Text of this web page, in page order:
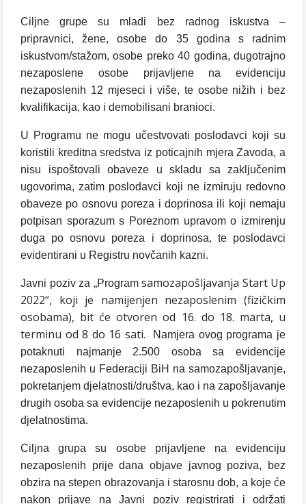
Ciljne grupe su mladi bez radnog iskustva –
pripravnici, žene, osobe do 35 godina s radnim
iskustvom/stažom, osobe preko 40 godina, dugotrajno
nezaposlene osobe prijavljene na evidenciju
nezaposlenih 12 mjeseci i više, te osobe nižih i bez
kvalifikacija, kao i demobilisani branioci.
U Programu ne mogu učestvovati poslodavci koji su
koristili kreditna sredstva iz poticajnih mjera Zavoda, a
nisu ispoštovali obaveze u skladu sa zaključenim
ugovorima, zatim poslodavci koji ne izmiruju redovno
obaveze po osnovu poreza i doprinosa ili koji nemaju
potpisan sporazum s Poreznom upravom o izmirenju
duga po osnovu poreza i doprinosa, te poslodavci
evidentirani u Registru novčanih kazni.
Javni poziv za „Program samozapošljavanja Start Up
2022“, koji je namijenjen nezaposlenim (fizičkim
osobama), bit će otvoren od 16. do 18. marta, u
terminu od 8 do 16 sati.
Namjera ovog programa je
potaknuti najmanje 2.500 osoba sa evidencije
nezaposlenih u Federaciji BiH na samozapošljavanje,
pokretanjem djelatnosti/društva, kao i na zapošljavanje
drugih osoba sa evidencije nezaposlenih u pokrenutim
djelatnostima.
Ciljna grupa su osobe prijavljene na evidenciju
nezaposlenih prije dana objave javnog poziva, bez
obzira na stepen obrazovanja i starosnu dob, a koje će
nakon prijave na Javni poziv registrirati i održati